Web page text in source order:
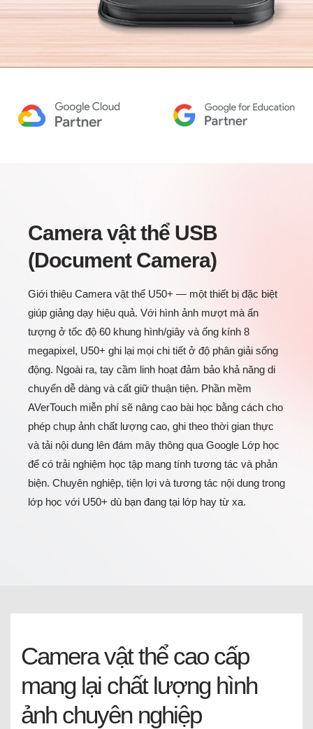
AVerVision
Camera)
Dạy học theo cách của bạn: Mọi nơi,
Mọi lúc
Hỗ trợ AVerTouch cho Android™ trên Màn hình
phẳng tương tác (IFP), Chromebook và máy tính
bảng.Nhấp để biết thêm thông tin
Camera vật thể USB
(Document Camera)
Giới thiệu Camera vật thể U50+ — một thiết bị đặc biệt
giúp giảng dạy hiệu quả. Với hình ảnh mượt mà ấn
tượng ở tốc độ 60 khung hình/giây và ống kính 8
megapixel, U50+ ghi lại mọi chi tiết ở độ phân giải sống
động. Ngoài ra, tay cầm linh hoạt đảm bảo khả năng di
chuyển dễ dàng và cất giữ thuận tiện. Phần mềm
AVerTouch miễn phí sẽ nâng cao bài học bằng cách cho
phép chụp ảnh chất lượng cao, ghi theo thời gian thực
và tải nội dung lên đám mây thông qua Google Lớp học
để có trải nghiệm học tập mang tính tương tác và phản
biện. Chuyên nghiệp, tiện lợi và tương tác nội dung trong
lớp học với U50+ dù bạn đang tại lớp hay từ xa.
Camera vật thể cao cấp
mang lại chất lượng hình
ảnh chuyên nghiệp